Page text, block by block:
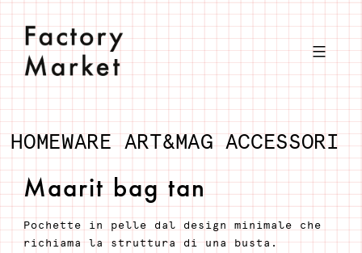
Salta
al
contenuto
HOMEWARE ART&MAG ACCESSORI
Maarit bag tan
Pochette in pelle dal design minimale che
richiama la struttura di una busta.